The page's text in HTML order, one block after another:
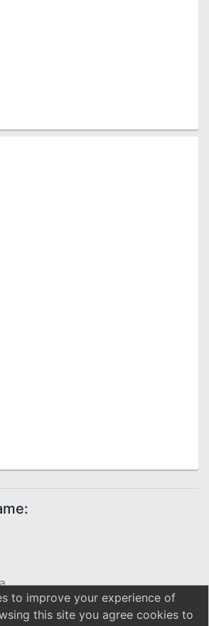
to improve your experience of
this site you agree cookies to